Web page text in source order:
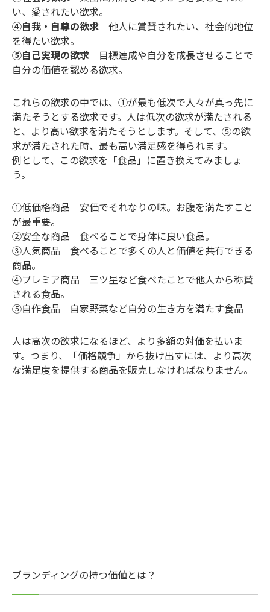
い、愛されたい欲求。
④自我・自尊の欲求 他人に賞賛されたい、社会的地位
を得たい欲求。
⑤自己実現の欲求 目標達成や自分を成長させることで
自分の価値を認める欲求。
これらの欲求の中では、①が最も低次で人々が真っ先に
満たそうとする欲求です。人は低次の欲求が満たされる
と、より高い欲求を満たそうとします。そして、⑤の欲
求が満たされた時、最も高い満足感を得られます。
例として、この欲求を「食品」に置き換えてみましょ
う。
①低価格商品 安価でそれなりの味。お腹を満たすこと
が最重要。
②安全な商品 食べることで身体に良い食品。
③人気商品 食べることで多くの人と価値を共有できる
商品。
④プレミア商品 三ツ星など食べたことで他人から称賛
される食品。
⑤自作食品 自家野菜など自分の生き方を満たす食品
人は高次の欲求になるほど、より多額の対価を払いま
す。つまり、「価格競争」から抜け出すには、より高次
な満足度を提供する商品を販売しなければなりません。
ブランディングの持つ価値とは？